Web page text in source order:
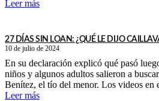
Leer más
27 DÍAS SIN LOAN: ¿QUÉ LE DIJO
10 de julio de 2024
En su declaración explicó qué pasó
niños y algunos adultos salieron a
Benítez, el tío del menor. Los videos en
Leer más